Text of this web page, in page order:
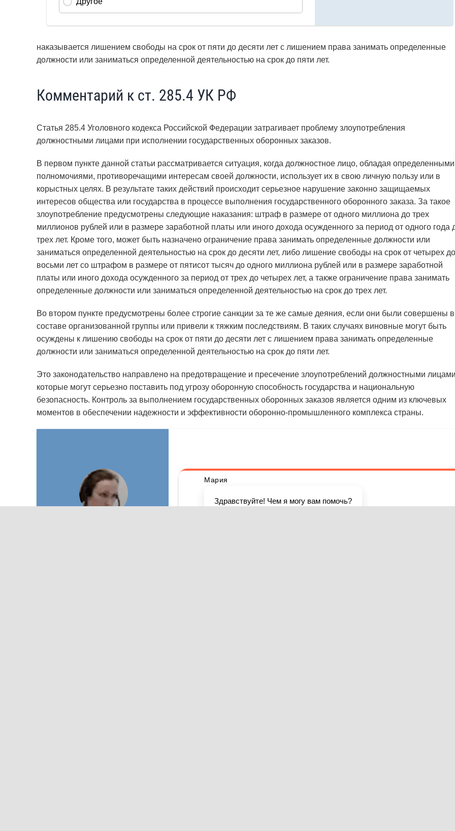
наказывается лишением свободы на срок от пяти до десяти лет с лишением права занимать определенные
должности или заниматься определенной деятельностью на срок до пяти лет.
Комментарий к ст. 285.4 УК РФ
Статья 285.4 Уголовного кодекса Российской Федерации затрагивает проблему злоупотребления
должностными лицами при исполнении государственных оборонных заказов.
В первом пункте данной статьи рассматривается ситуация, когда должностное лицо, обладая определенными
полномочиями, противоречащими интересам своей должности, использует их в свою личную пользу или в
корыстных целях. В результате таких действий происходит серьезное нарушение законно защищаемых
интересов общества или государства в процессе выполнения государственного оборонного заказа. За такое
злоупотребление предусмотрены следующие наказания: штраф в размере от одного миллиона до трех
миллионов рублей или в размере заработной платы или иного дохода осужденного за период от одного года
трех лет. Кроме того, может быть назначено ограничение права занимать определенные должности или
заниматься определенной деятельностью на срок до десяти лет, либо лишение свободы на срок от четырех до
восьми лет со штрафом в размере от пятисот тысяч до одного миллиона рублей или в размере заработной
платы или иного дохода осужденного за период от трех до четырех лет, а также ограничение права занимать
определенные должности или заниматься определенной деятельностью на срок до трех лет.
Во втором пункте предусмотрены более строгие санкции за те же самые деяния, если они были совершены в
составе организованной группы или привели к тяжким последствиям. В таких случаях виновные могут быть
осуждены к лишению свободы на срок от пяти до десяти лет с лишением права занимать определенные
должности или заниматься определенной деятельностью на срок до пяти лет.
Это законодательство направлено на предотвращение и пресечение злоупотреблений должностными
которые могут серьезно поставить под угрозу оборонную способность государства и национальную
безопасность. Контроль за выполнением государственных оборонных заказов является одним из ключевых
моментов в обеспечении надежности и эффективности оборонно-промышленного комплекса страны.